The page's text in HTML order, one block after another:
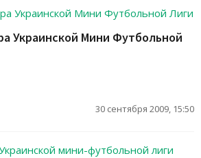
Украинской Мини Футбольной
30 сентября 2009, 15:50